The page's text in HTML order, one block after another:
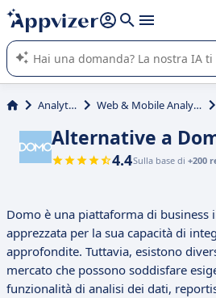
righe con
shift + enter
L'IA di Appvizer vi guida nell'utilizzo o
software SaaS per la vostra azienda.
Analytics Web & Mobile Analytics
Alternative a
4.4Sulla base di +200
Domo è una piattaforma di business
apprezzata per la sua capacità di
approfondite. Tuttavia, esistono
mercato che possono soddisfare
funzionalità di analisi dei dati,